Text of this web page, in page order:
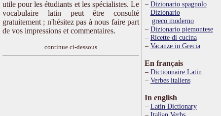
utile pour les étudiants et les spécialistes. Le
vocabulaire latin peut être consulté
gratuitement ; n'hésitez pas à nous faire part
de vos impressions et commentaires.
continue ci-dessous
Dizionario spagnolo
Dizionario
greco moderno
Dizionario piemontese
Ricette di cucina
Vacanze in Grecia
En français
Dictionnaire Latin
Verbes italiens
In english
Latin Dictionary